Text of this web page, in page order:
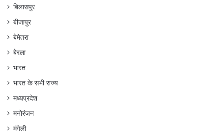
बिलासपुर
बीजापुर
बेमेतरा
बेरला
भारत
भारत के सभी राज्य
मध्यप्रदेश
मनोरंजन
मुंगेली